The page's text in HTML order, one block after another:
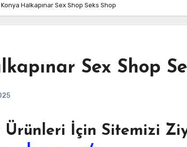
Konya Halkapınar Sex Shop Seks Shop
Sex Shop
Ürünleri İçin Sitemizi